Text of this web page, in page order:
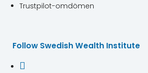
Trustpilot-omdömen
Follow Swedish Wealth Institute
